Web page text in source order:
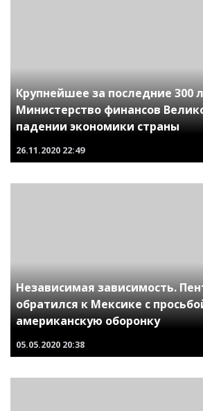
Крупнейшее за последние 300
Министерство финансов
падении экономики страны
26.11.2020 22:49
Независимая зависимость.
обратился к Мексике с
американскую оборонку
05.05.2020 20:38